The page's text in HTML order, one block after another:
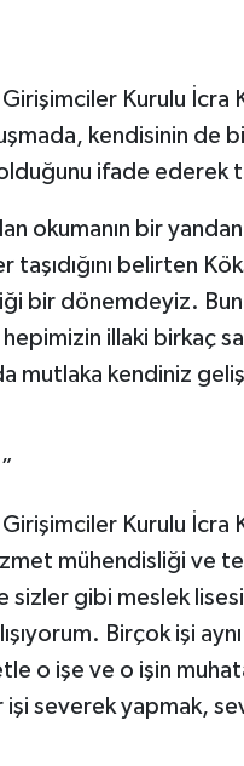
Kurulu İcra
kendisinin de
ifade ederek
okumanın bir
belirten
bir dönemdeyiz.
illaki birkaç
mutlaka kendiniz
Kurulu İcra
mühendisliği ve
sizler gibi meslek
Birçok işi
o işe ve o işin
işi severek yapmak,